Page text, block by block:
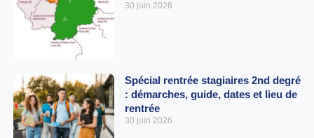
30 juin 2026
Spécial rentrée stagiaires 2nd degré
: démarches, guide, dates et lieu de
rentrée
30 juin 2026